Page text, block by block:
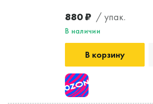
880 ₽ / упак.
В наличии
В корзину